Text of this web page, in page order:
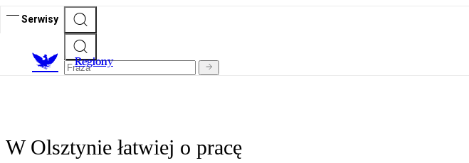
Serwisy
Regiony
W Olsztynie łatwiej o pracę